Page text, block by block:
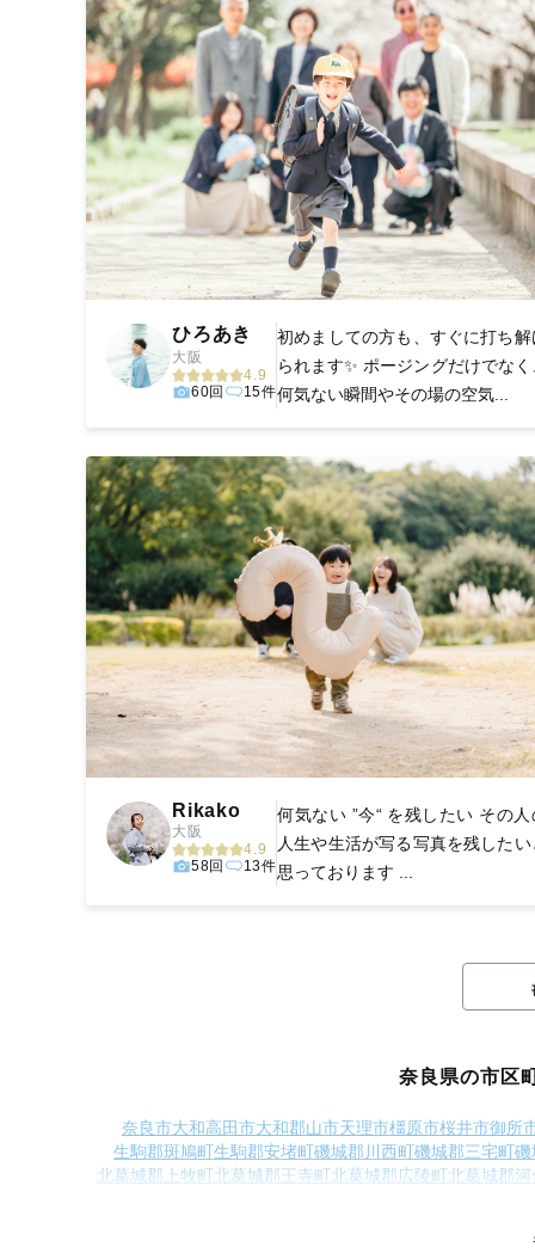
ひろあき
大阪
4.9
60回
15件
初めましての方も、すぐに打ち解
られます✨ ポージングだけでなく
何気ない瞬間やその場の空気...
Rikako
大阪
4.9
58回
13件
何気ない ”今“ を残したい その人
人生や生活が写る写真を残したい
思っております ...
奈良県の市区
奈良市大和高田市大和郡山市天理市橿原市桜井市御所
生駒郡斑鳩町生駒郡安堵町磯城郡川西町磯城郡三宅町磯
北葛城郡上牧町北葛城郡王寺町北葛城郡広陵町北葛城郡河